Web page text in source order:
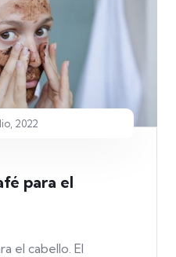
2022
para el
el cabello. El